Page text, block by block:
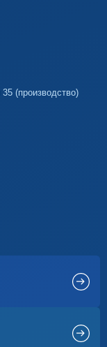
(производство)